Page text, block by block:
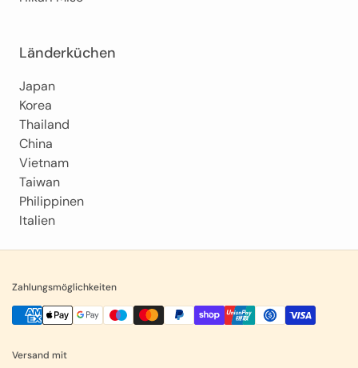
Länderküchen
Japan
Korea
Thailand
China
Vietnam
Taiwan
Philippinen
Italien
Zahlungsmöglichkeiten
Versand mit